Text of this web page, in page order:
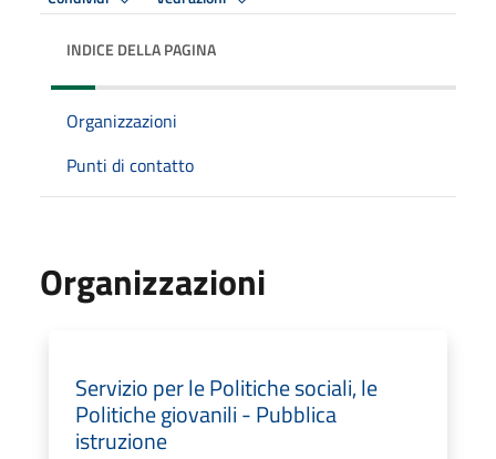
INDICE DELLA PAGINA
Organizzazioni
Punti di contatto
Organizzazioni
Servizio per le Politiche sociali, le
Politiche giovanili - Pubblica
istruzione